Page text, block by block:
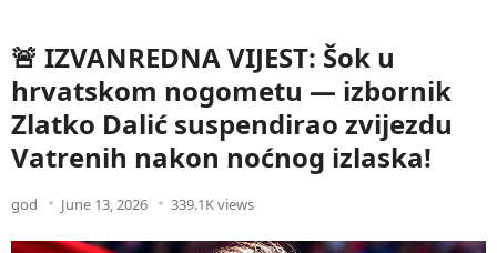
🚨 IZVANREDNA VIJEST: Šok u
hrvatskom nogometu — izbornik
Zlatko Dalić suspendirao zvijezdu
Vatrenih nakon noćnog izlaska!
god June 13, 2026 339.1K views